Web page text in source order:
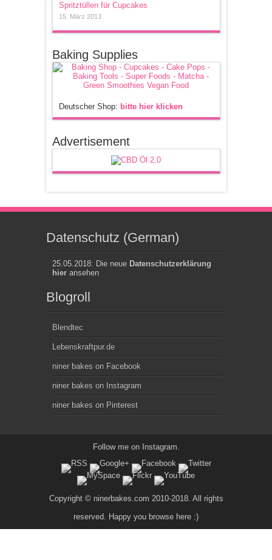
Spritztüllen für Cupcakes
15. März 2013
Baking Supplies
Deutscher Shop: bitte hier klicken
Advertisement
Datenschutz (German)
25.05.2018: Die neue Datenschutzerklärung
hieransehen
Blogroll
Blendtec
Lebenskraftpur.de
niner bakes on Facebook
niner bakes on Instagram
niner bakes on Pinterest
Follow me on Instagram.
Copyright © ninerbakes.com 2010-2018. All rights
reserved. Happy you browse here :)